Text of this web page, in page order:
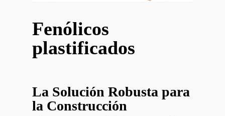
Fenólicos
plastificados
La Solución Robusta para
la Construcción